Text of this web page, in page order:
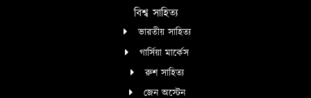
বিশ্ব সাহিত্য
ভারতীয় সাহিত্য
গার্সিয়া মার্কেস
রুশ সাহিত্য
জেন অস্টেন